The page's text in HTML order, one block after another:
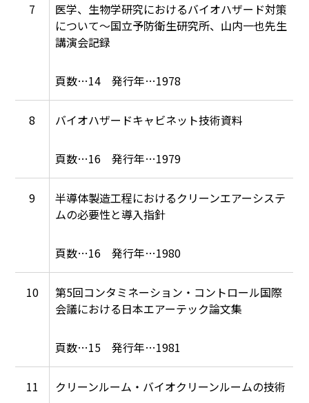
7
医学、生物学研究におけるバイオハザード対策
について～国立予防衛生研究所、山内一也先生
講演会記録
14 1978
8 バイオハザードキャビネット技術資料
16 1979
9
半導体製造工程におけるクリーンエアーシステ
ムの必要性と導入指針
16 1980
10
第5回コンタミネーション・コントロール国際
会議における日本エアーテック論文集
15 1981
11 クリーンルーム・バイオクリーンルームの技術